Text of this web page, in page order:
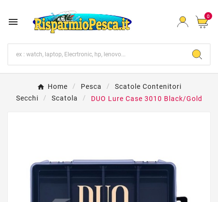
 0
Home Pesca
Scatole Contenitori
Secchi
Scatola DUO Lure Case 3010 Black/Gold